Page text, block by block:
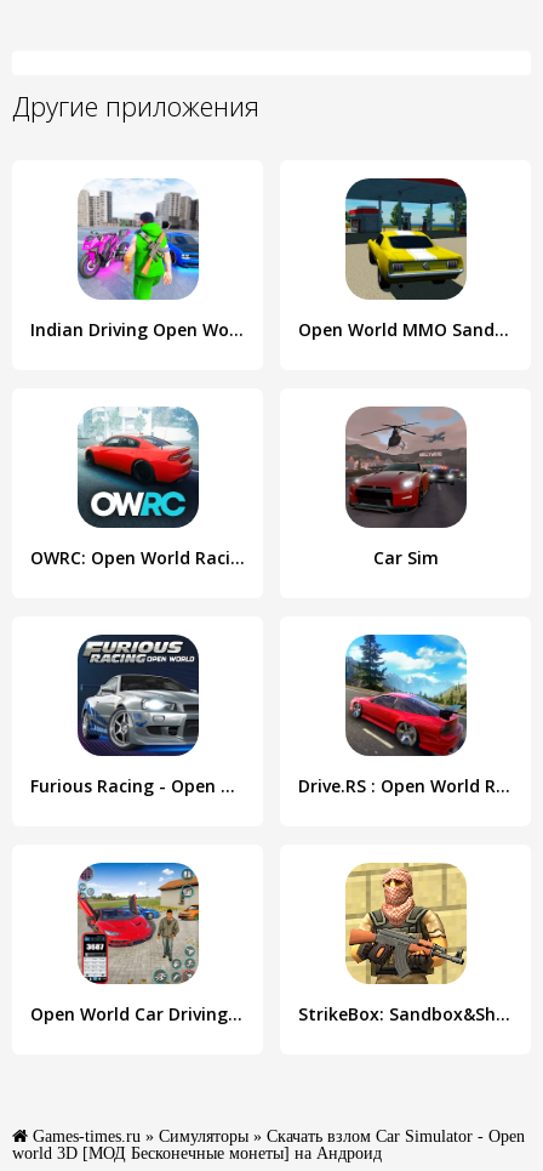
Другие приложения
Indian Driving Open World Open World MMO Sandbox Online
OWRC: Open World Racing Cars Car Sim
Furious Racing - Open World Drive.RS : Open World Racing
Open World Car Driving Games StrikeBox: Sandbox&Shooter
Games-times.ru » Симуляторы » Скачать взлом Car Simulator - Open
world 3D [МОД Бесконечные монеты] на Андроид